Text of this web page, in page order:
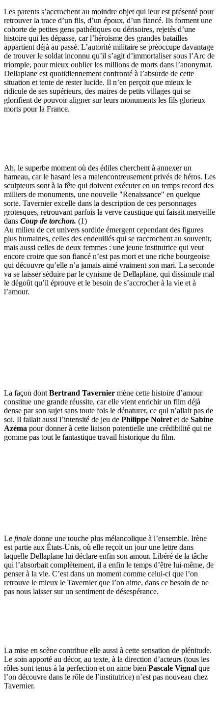
Les parents s’accrochent au moindre objet qui leur est présenté pour
retrouver la trace d’un fils, d’un époux, d’un fiancé. Ils forment une
cohorte de petites gens pathétiques ou dérisoires, rejetés d’une
histoire qui les dépasse, car l’héroïsme des grandes batailles
appartient déjà au passé. L’autorité militaire se préoccupe davantage
de trouver le soldat inconnu qu’il s’agit d’immortaliser sous l’Arc de
triomple, pour mieux oublier les millions de morts dans l’anonymat.
Dellaplane est quotidiennement confronté à l’absurde de cette
situation et tente de rester lucide. Il n’en perçoit que mieux le
ridicule de ses supérieurs, des maires de petits villages qui se
glorifient de pouvoir aligner sur leurs monuments les fils glorieux
morts pour la France.
Ah, le superbe moment où des édiles cherchent à annexer un
hameau, car le hasard les a malencontreusement privés de héros. Les
sculpteurs sont à la fête qui doivent exécuter en un temps record des
milliers de monuments, une nouvelle "Renaissance" en quelque
sorte. Tavernier excelle dans la description de ces personnages
grotesques, retrouvant parfois la verve caustique qui faisait merveille
dans Coup de torchon. (1)
Au milieu de cet univers sordide émergent cependant des figures
plus humaines, celles des endeuillés qui se raccrochent au souvenir,
mais aussi celles de deux femmes : une jeune institutrice qui veut
encore croire que son fiancé n’est pas mort et une riche bourgeoise
qui découvre qu’elle n’a jamais aimé vraiment son mari. La seconde
va se laisser séduire par le cynisme de Dellaplane, qui dissimule mal
le dégoût qu’il éprouve et le besoin de s’accrocher à la vie et à
l’amour.
La façon dont Bertrand Tavernier mène cette histoire d’amour
constitue une grande réussite, car elle vient enrichir un film déjà
dense par son sujet sans toute fois le dénaturer, ce qui n’allait pas de
soi. Il fallait aussi l’intensité de jeu de Philippe Noiret et de Sabine
Azéma pour donner à cette liaison potentielle une crédibilité qui ne
gomme pas tout le fantastique travail historique du film.
Le finale donne une touche plus mélancolique à l’ensemble. Irène
est partie aux États-Unis, où elle reçoit un jour une lettre dans
laquelle Dellaplane lui déclare enfin son amour. Libéré de la tâche
qui l’absorbait complètement, il a enfin le temps d’être lui-même, de
penser à la vie. C’est dans un moment comme celui-ci que l’on
retrouve le mieux le Tavernier que l’on aime, dans ce besoin de ne
pas nous laisser sur un sentiment de désespérance.
La mise en scène contribue elle aussi à cette sensation de plénitude.
Le soin apporté au décor, au texte, à la direction d’acteurs (tous les
rôles sont tenus à la perfection et on aime bien Pascale Vignal que
l’on découvre dans le rôle de l’institutrice) n’est pas nouveau chez
Tavernier.